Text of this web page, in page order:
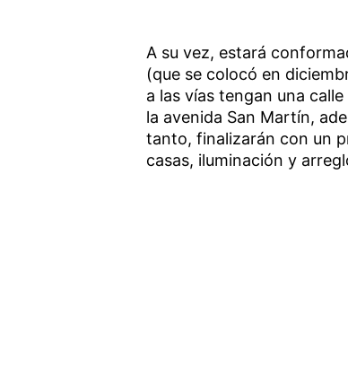
A su vez, estará
(que se colocó en
a las vías tengan una
la avenida San Martín,
tanto, finalizarán con un
casas, iluminación y